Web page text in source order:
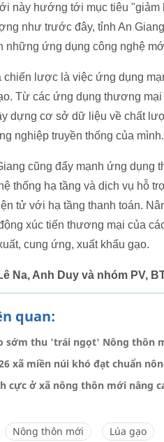
này hướng tới mục tiêu "giảm
như trước đây, tỉnh An
những ứng dụng công nghệ
chiến lược là việc ứng dụng
Từ các ứng dụng thương
dựng cơ sở dữ liệu về chất
nghiệp truyền thống của mình.
cũng đẩy mạnh ứng
thống hạ tầng và dịch vụ hỗ
tử với hạ tầng thanh toán.
xúc tiến thương mại của
cung ứng, xuất khẩu gạo.
Na, Anh Duy và nhóm PV,
quan:
sớm thu 'trái ngọt' Nông thôn
xã miền núi khó đạt chuẩn
cực ở xã nông thôn mới nâng
Nông thôn mới Lúa gạo